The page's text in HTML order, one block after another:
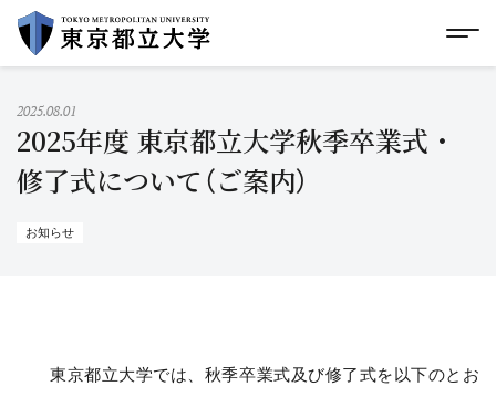
イ
グローバルメニューにスキップ メ
2025.08.01
2025年度 東京都立大学秋季卒業式・
修了式について（ご案内）
お知らせ
東京都立大学では、秋季卒業式及び修了式を以下のとお